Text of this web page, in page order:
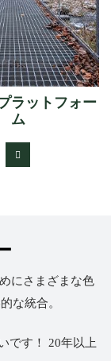
ラットフォー
ム
にさまざまな色
な統合。
です！ 20年以上